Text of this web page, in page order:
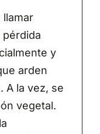
llamar
y
arden
A la vez, se
vegetal.